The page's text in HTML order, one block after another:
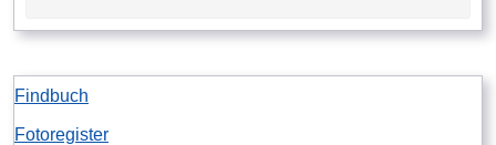
Findbuch
Fotoregister